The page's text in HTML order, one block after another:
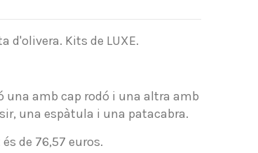
d'olivera. Kits de LUXE.
amb cap rodó i una altra amb
una espàtula i una patacabra.
de 76,57 euros.